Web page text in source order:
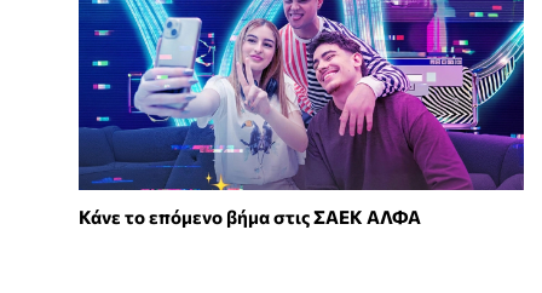
Κάνε το επόμενο βήμα στις ΣΑΕΚ ΑΛΦΑ